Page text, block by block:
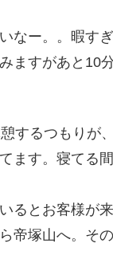
なー。。暇す
ますがあと10
するつもりが
ます。寝てる
るとお客様
塚山へ。そ